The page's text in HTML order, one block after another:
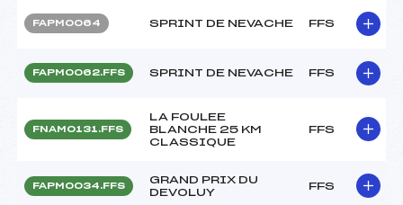
FAPM0064 SPRINT DE NEVACHE FFS
FAPM0062.FFS SPRINT DE NEVACHE FFS
FNAM0131.FFS
LA FOULEE
BLANCHE 25 KM
CLASSIQUE
FFS
FAPM0034.FFS
GRAND PRIX DU
DEVOLUY
FFS